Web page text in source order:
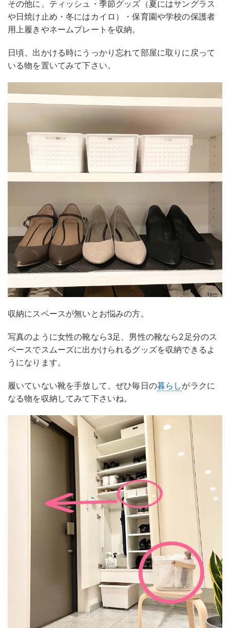
その他に、ティッシュ・季節グッズ（夏にはサングラス
や日焼け止め・冬にはカイロ）・保育園や学校の保護者
用上履きやネームプレートを収納。
日頃、出かける時にうっかり忘れて部屋に取りに戻って
いる物を置いてみて下さい。
収納にスペースが無いとお悩みの方。
写真のように女性の靴なら3足、男性の靴なら2足分のス
ペースでスムーズに出かけられるグッズを収納できるよ
うになります。
履いていない靴を手放して、ぜひ毎日の暮らしがラクに
なる物を収納してみて下さいね。